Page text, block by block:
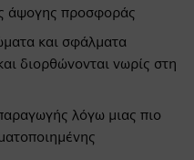
άψογης προσφοράς
και σφάλματα
διορθώνονται νωρίς στη
λόγω μιας πιο